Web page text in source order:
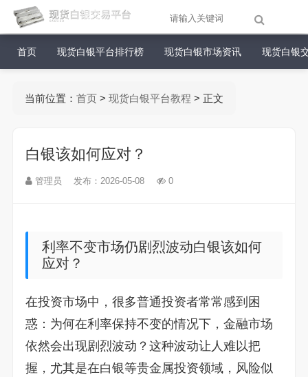
首页 现货白银平台排行榜 现货白银市场资讯 现货白银
当前位置： 首页> 现货白银平台教程 > 正文
白银该如何应对？
管理员 发布：2026-05-08 0
利率不变市场仍剧烈波动白银该如何
应对？
在投资市场中，很多普通投资者常常感到困
惑：为何在利率保持不变的情况下，金融市场
依然会出现剧烈波动？这种波动让人难以把
握，尤其是在白银等贵金属投资领域，风险似